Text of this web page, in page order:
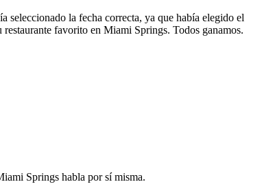
la fecha correcta, ya que había elegido el
favorito en Miami Springs. Todos ganamos.
Springs habla por sí misma.